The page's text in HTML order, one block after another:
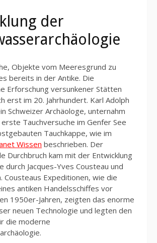
der
Objekte vom Meeresgrund zu
bereits in der Antike. Die
Erforschung versunkener Stätten
erst im 20. Jahrhundert. Karl Adolph
Schweizer Archäologe, unternahm
Tauchversuche im Genfer See
Tauchkappe, wie im
Wissen beschrieben. Der
Durchbruch kam mit der Entwicklung
durch Jacques-Yves Cousteau und
Cousteaus Expeditionen, wie die
antiken Handelsschiffes vor
1950er-Jahren, zeigten das enorme
neuen Technologie und legten den
die moderne